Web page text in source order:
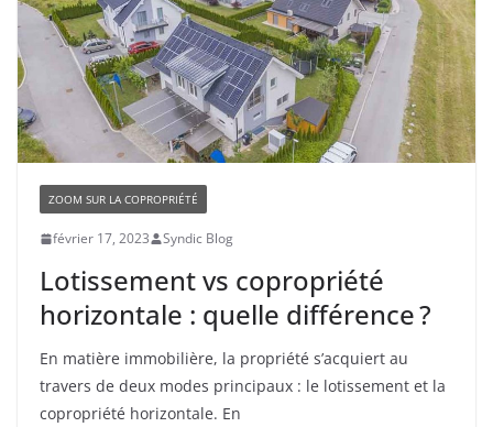
ZOOM SUR LA COPROPRIÉTÉ
février 17, 2023 Syndic Blog
Lotissement vs copropriété
horizontale : quelle différence ?
En matière immobilière, la propriété s’acquiert au
travers de deux modes principaux : le lotissement et la
copropriété horizontale. En